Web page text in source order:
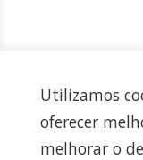
Utilizamos
oferecer
melhorar o